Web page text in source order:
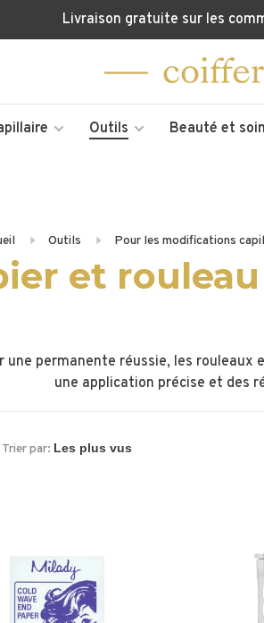
Livraison gratuite sur les
Outils Beauté et
Outils Pour les modifications
et
une permanente réussie, les
une application précise et des
Trier par: